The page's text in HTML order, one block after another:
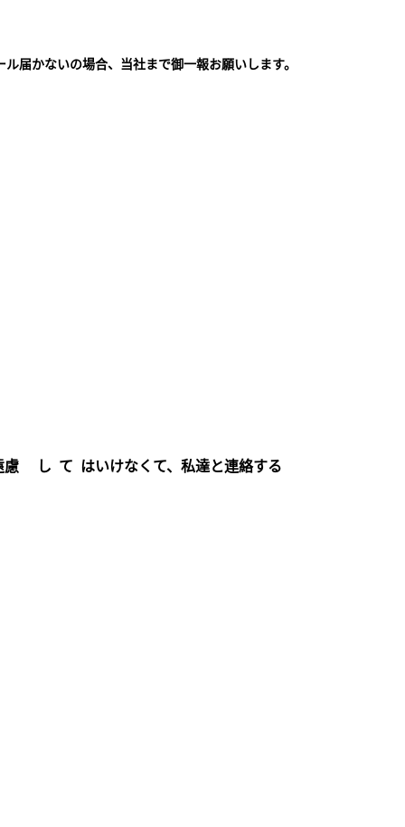
届かないの場合、当社まで御一報お願いします。
慮 し て はいけなくて、私達と連絡する